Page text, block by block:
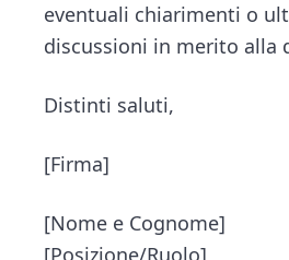
eventuali chiarimenti o
discussioni in merito alla
Distinti saluti,
[Firma]
[Nome e Cognome]
[Posizione/Ruolo]